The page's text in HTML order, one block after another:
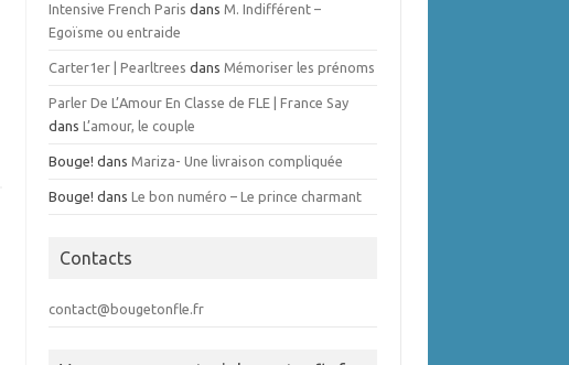
Intensive French Paris dansM. Indifférent –
Egoïsme ou entraide
Carter1er | Pearltrees dansMémoriser les prénoms
Parler De L’Amour En Classe de FLE | France Say
dansL’amour, le couple
Bouge! dansMariza- Une livraison compliquée
Bouge! dansLe bon numéro – Le prince charmant
Contacts
contact@bougetonfle.fr